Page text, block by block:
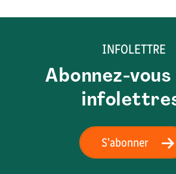
INFOLETTRE
Abonnez-vous
S'abonner